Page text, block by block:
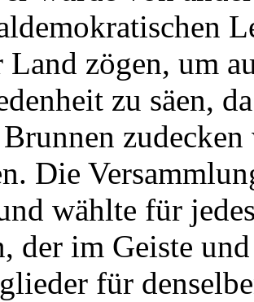
Land zögen, um
zu säen,
Die
wählte für
der im Geiste
für